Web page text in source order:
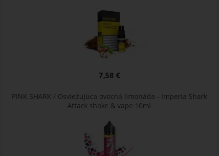
7,58 €
PINK SHARK / Osviežujúca ovocná limonáda - Imperia Shark
Attack shake & vape 10ml